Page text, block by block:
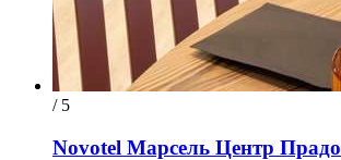
/ 5
Novotel Марсель Центр Прадо